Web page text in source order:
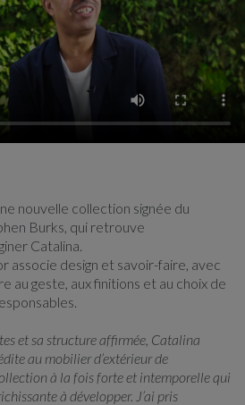
nouvelle collection signée du
Burks, qui retrouve
Catalina.
associe design et savoir-faire, avec
au geste, aux finitions et au choix de
et sa structure affirmée, Catalina
au mobilier d’extérieur de
à la fois forte et intemporelle qui
à développer. J’ai pris